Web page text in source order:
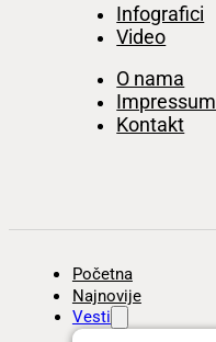
Infografici
Video
O nama
Impressum
Kontakt
Početna
Najnovije
Vesti